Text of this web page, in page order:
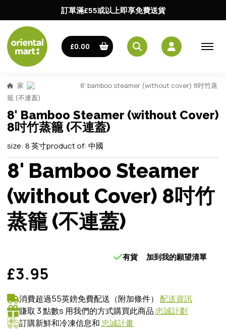
訂單滿£55或以上即享免費送貨
£0.00
家
8' bamboo steamer (without cover) 8吋竹蒸
籠 (不連蓋)
8' Bamboo Steamer (without Cover)
8吋竹蒸籠 (不連蓋)
size: 8 英寸product of: 中國
8' Bamboo Steamer
(without Cover) 8吋竹
蒸籠 (不連蓋)
£3.95
有貨 加到我的願望清單
消費超過55英鎊免費配送（附加條件） 配送資訊
賺取 3 點數s 用我們的方式購買此商品忠誠計劃
訂購新鮮和冷凍信息和忠誠計畫